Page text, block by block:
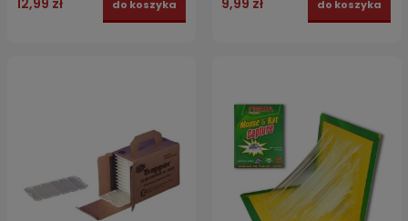
do koszyka do koszyka